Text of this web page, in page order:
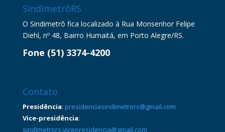
SindimetrôRS
O Sindimetrô fica localizado à Rua Monsenhor Felipe
Diehl, nº 48, Bairro Humaitá, em Porto Alegre/RS.
Fone (51) 3374-4200
Contato
Presidência: presidenciasindimetrors@gmail.com
Vice-presidência:
sindimetrors.vicepresidencia@gmail.com